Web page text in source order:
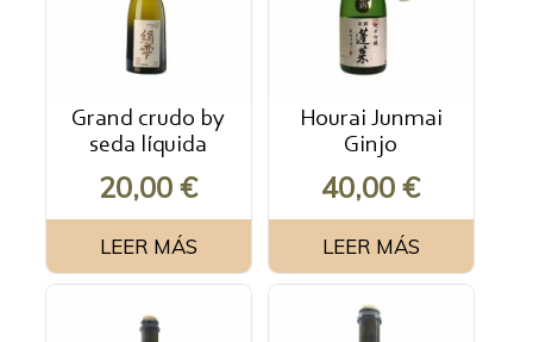
Grand crudo by
seda líquida
20,00€
LEER MÁS
Hourai Junmai
Ginjo
40,00€
LEER MÁS